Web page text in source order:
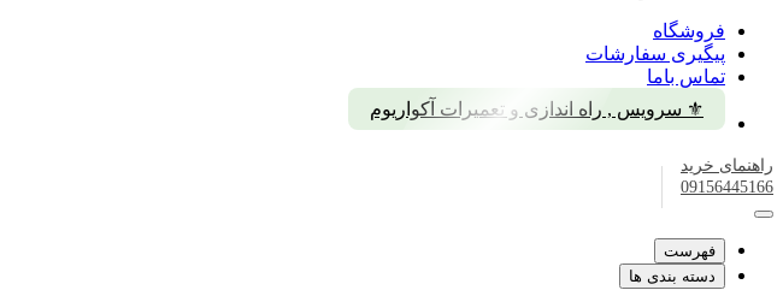
فروشگاه
پیگیری سفارشات
تماس باما
⚜️ سرویس , راه اندازی و تعمیرات آکواریوم
راهنمای خرید
09156445166
فهرست
دسته بندی ها